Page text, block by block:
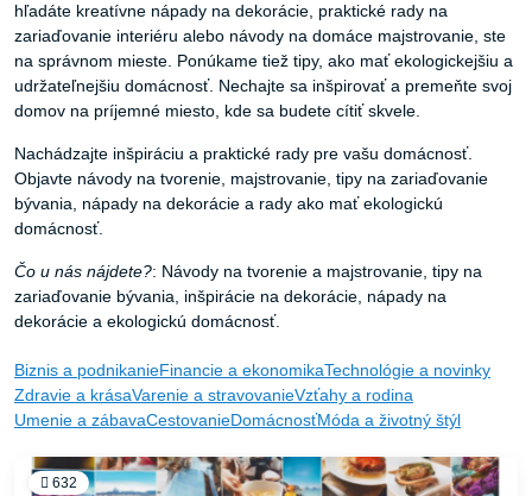
hľadáte kreatívne nápady na dekorácie, praktické rady na
zariaďovanie interiéru alebo návody na domáce majstrovanie, ste
na správnom mieste. Ponúkame tiež tipy, ako mať ekologickejšiu a
udržateľnejšiu domácnosť. Nechajte sa inšpirovať a premeňte svoj
domov na príjemné miesto, kde sa budete cítiť skvele.
Nachádzajte inšpiráciu a praktické rady pre vašu domácnosť.
Objavte návody na tvorenie, majstrovanie, tipy na zariaďovanie
bývania, nápady na dekorácie a rady ako mať ekologickú
domácnosť.
Čo u nás nájdete?: Návody na tvorenie a majstrovanie, tipy na
zariaďovanie bývania, inšpirácie na dekorácie, nápady na
dekorácie a ekologickú domácnosť.
Biznis a podnikanieFinancie a ekonomikaTechnológie a novinky
Zdravie a krásaVarenie a stravovanieVzťahy a rodina
Umenie a zábavaCestovanieDomácnosťMóda a životný štýl
632